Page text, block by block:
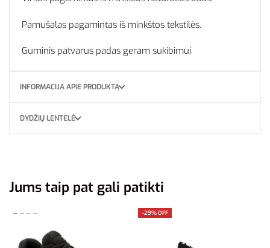
Pamušalas pagamintas iš minkštos tekstilės.
Guminis patvarus padas geram sukibimui.
INFORMACIJA APIE PRODUKTĄ
DYDŽIŲ LENTELĖ
Jums taip pat gali patikti
-29% OFF